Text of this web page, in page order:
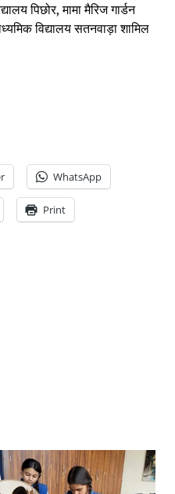
पिछोर, मामा मैरिज गार्डन
विद्यालय सतनवाड़ा शामिल
WhatsApp
Print